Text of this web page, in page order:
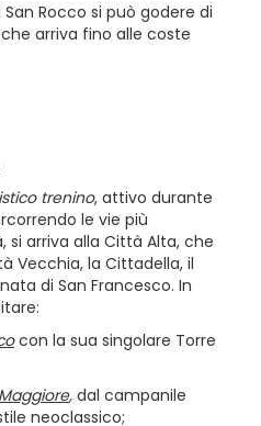
Rocco si può godere di
arriva fino alle coste
trenino, attivo durante
le vie più
arriva alla Città Alta, che
Vecchia, la Cittadella, il
di San Francesco. In
con la sua singolare Torre
, dal campanile
neoclassico;